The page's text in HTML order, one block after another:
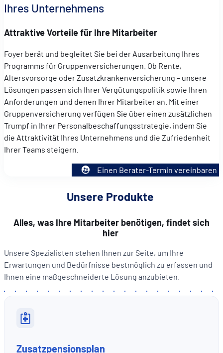
Ihres Unternehmens
Attraktive Vorteile für Ihre Mitarbeiter
Foyer berät und begleitet Sie bei der Ausarbeitung Ihres
Programms für Gruppenversicherungen. Ob Rente,
Altersvorsorge oder Zusatzkrankenversicherung – unsere
Lösungen passen sich Ihrer Vergütungspolitik sowie Ihren
Anforderungen und denen Ihrer Mitarbeiter an. Mit einer
Gruppenversicherung verfügen Sie über einen zusätzlichen
Trumpf in Ihrer Personalbeschaffungsstrategie, indem Sie
die Attraktivität Ihres Unternehmens und die Zufriedenheit
Ihrer Teams steigern.
Einen Berater-Termin vereinbaren
Unsere Produkte
Alles, was Ihre Mitarbeiter benötigen, findet sich
hier
Unsere Spezialisten stehen Ihnen zur Seite, um Ihre
Erwartungen und Bedürfnisse bestmöglich zu erfassen und
Ihnen eine maßgeschneiderte Lösung anzubieten.
Zusatzpensionsplan